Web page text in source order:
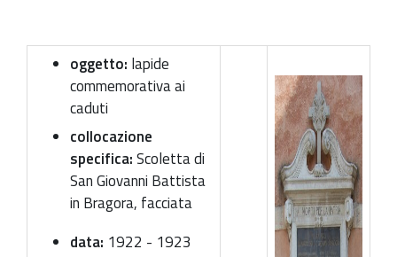
Contatti
oggetto: lapide
commemorativa ai
caduti
collocazione
specifica:Scoletta di
San Giovanni Battista
in Bragora, facciata
data: 1922 - 1923